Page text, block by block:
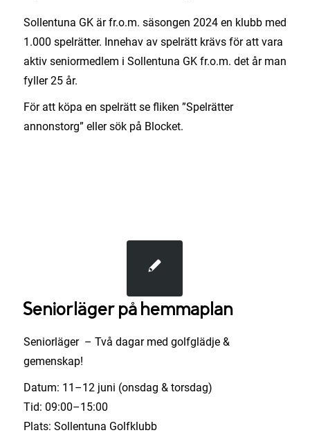
Sollentuna GK är fr.o.m. säsongen 2024 en klubb med
1.000 spelrätter. Innehav av spelrätt krävs för att vara
aktiv seniormedlem i Sollentuna GK fr.o.m. det år man
fyller 25 år.
För att köpa en spelrätt se fliken ”Spelrätter
annonstorg” eller sök på Blocket.
Seniorläger på hemmaplan
Seniorläger – Två dagar med golfglädje &
gemenskap!
Datum: 11–12 juni (onsdag & torsdag)
Tid: 09:00–15:00
Plats: Sollentuna Golfklubb